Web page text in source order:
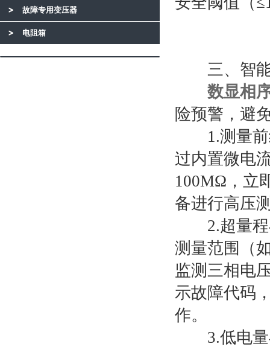
故障专用变压器
电阻箱
三、智能
数显相
险预警，避
1.测量前
过内置微电
100MΩ，立
备进行高压
2.超量程
测量范围（
监测三相电
示故障代码
作。
3.低电量